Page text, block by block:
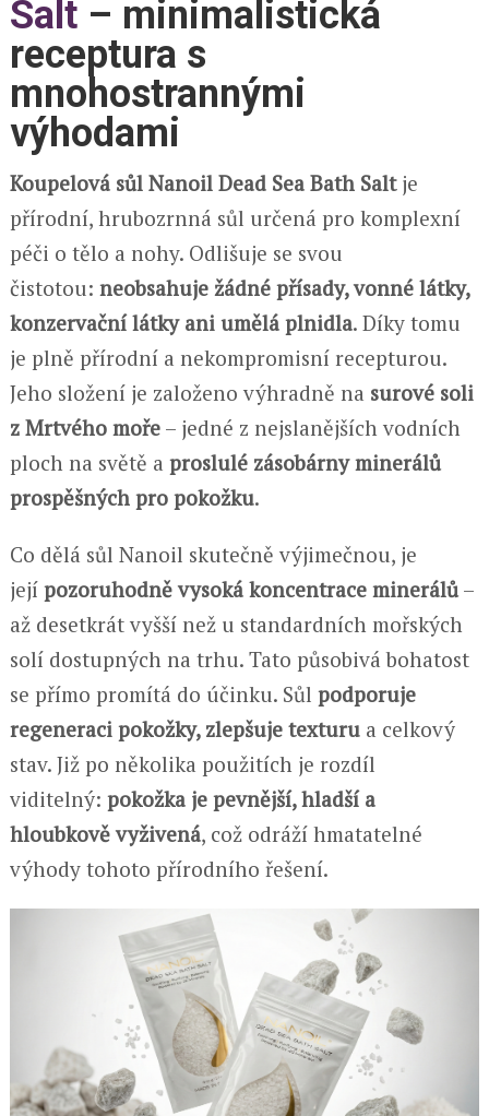
Salt– minimalistická
receptura s
mnohostrannými
výhodami
Koupelová sůl Nanoil Dead Sea Bath Saltje
přírodní, hrubozrnná sůl určená pro komplexní
péči o tělo a nohy. Odlišuje se svou
čistotou: neobsahuje žádné přísady, vonné látky,
konzervační látky ani umělá plnidla. Díky tomu
je plně přírodní a nekompromisní recepturou.
Jeho složení je založeno výhradně na surové soli
z Mrtvého moře– jedné z nejslanějších vodních
ploch na světě a proslulé zásobárny minerálů
prospěšných pro pokožku.
Co dělá sůl Nanoil skutečně výjimečnou, je
její pozoruhodně vysoká koncentrace minerálů–
až desetkrát vyšší než u standardních mořských
solí dostupných na trhu. Tato působivá bohatost
se přímo promítá do účinku. Sůl podporuje
regeneraci pokožky, zlepšuje texturu a celkový
stav. Již po několika použitích je rozdíl
viditelný: pokožka je pevnější, hladší a
hloubkově vyživená, což odráží hmatatelné
výhody tohoto přírodního řešení.